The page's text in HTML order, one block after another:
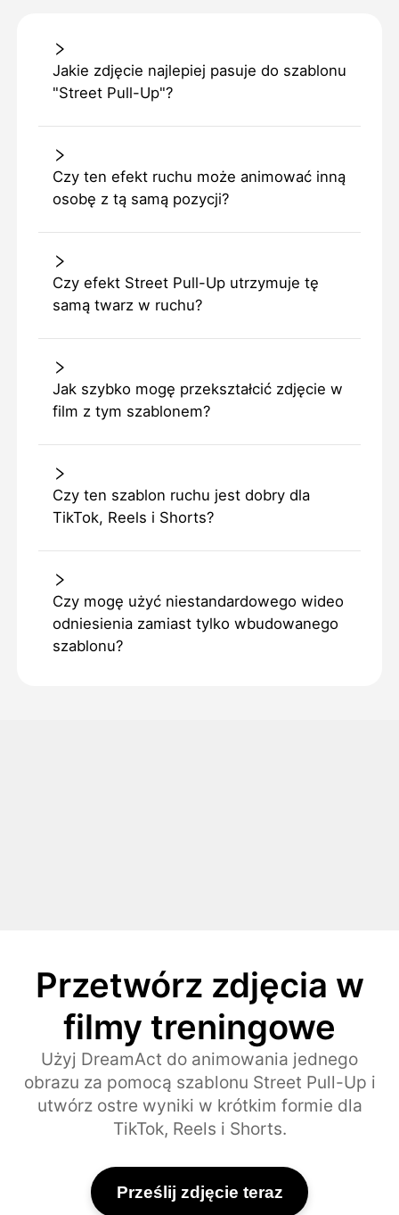
Jakie zdjęcie najlepiej pasuje do szablonu
"Street Pull-Up"?
Czy ten efekt ruchu może animować inną
osobę z tą samą pozycji?
Czy efekt Street Pull-Up utrzymuje tę
samą twarz w ruchu?
Jak szybko mogę przekształcić zdjęcie w
film z tym szablonem?
Czy ten szablon ruchu jest dobry dla
TikTok, Reels i Shorts?
Czy mogę użyć niestandardowego wideo
odniesienia zamiast tylko wbudowanego
szablonu?
Przetwórz zdjęcia w
filmy treningowe
Użyj DreamAct do animowania jednego
obrazu za pomocą szablonu Street Pull-Up i
utwórz ostre wyniki w krótkim formie dla
TikTok, Reels i Shorts.
Prześlij zdjęcie teraz